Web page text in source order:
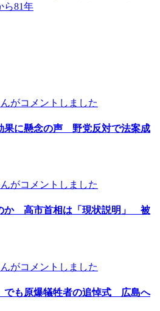
81年
がコメントしました
果に懸念の声 野党反対で法案成
がコメントしました
か 高市首相は「現状説明」 被
がコメントしました
でも原爆犠牲者の追悼式 広島へ